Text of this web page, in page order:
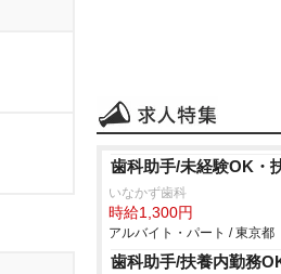
歯科助手/未経験OK・
いなかず歯科
時給1,300円
アルバイト・パート / 東京都
歯科助手/扶養内勤務